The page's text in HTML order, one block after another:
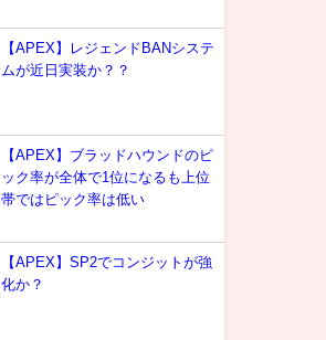
【APEX】レジェンドBANシステ
ムが近日実装か？？
【APEX】ブラッドハウンドのピ
ック率が全体で1位になるも上位
帯ではピック率は低い
【APEX】SP2でコンジットが強
化か？